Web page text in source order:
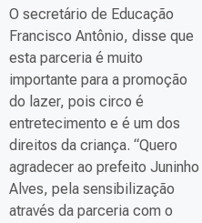
O secretário de Educação
Francisco Antônio, disse que
esta parceria é muito
importante para a promoção
do lazer, pois circo é
entretecimento e é um dos
direitos da criança. “Quero
agradecer ao prefeito Juninho
Alves, pela sensibilização
através da parceria com o